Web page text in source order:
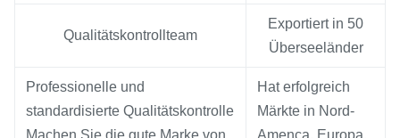
Qualitätskontrollteam
Exportiert in 50
Überseeländer
Professionelle und
standardisierte Qualitätskontrolle
Machen Sie die gute Marke von
Hat erfolgreich
Märkte in Nord-
Amenca, Europa,